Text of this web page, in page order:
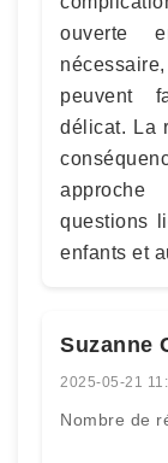
ouverte
peuvent
délicat. La
questions
enfants et
Suzanne
2025-05-21
Nombre de